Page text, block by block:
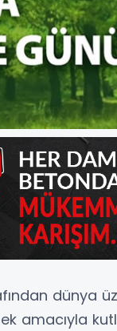
dünya
amacıyla